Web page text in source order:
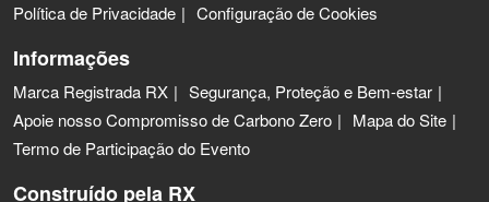
Política de Privacidade
Configuração de Cookies
Informações
Marca Registrada RX
Segurança, Proteção e Bem-estar
Apoie nosso Compromisso de Carbono Zero
Mapa do Site
Termo de Participação do Evento
Construído pela RX